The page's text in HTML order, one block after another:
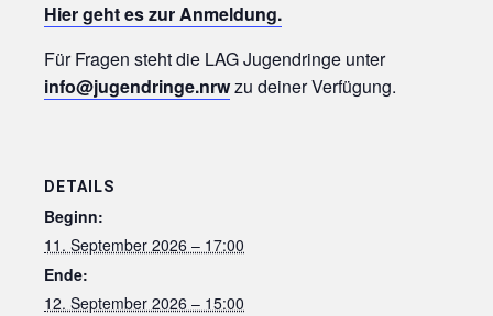
Hier geht es zur Anmeldung.
Für Fragen steht die LAG Jugendringe unter
info@jugendringe.nrwzu deiner Verfügung.
DETAILS
Beginn:
11. September 2026 – 17:00
Ende:
12. September 2026 – 15:00